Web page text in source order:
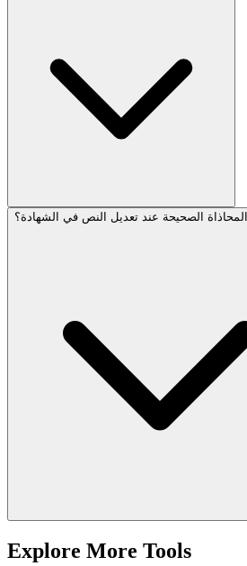
الصحيحة عند تعديل النص في الشهادة؟
Explore More Tools